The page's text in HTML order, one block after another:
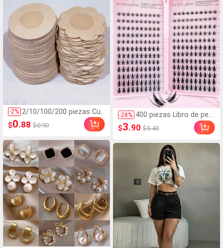
-2% 2/10/100/200 piezas Cub
repezones desechables,
almohadillas para el pech
bles, autoadhesivas e inv
isibles, adecuadas para v
estidos de noche de esc
ote bajo para mujer, acce
sorios para sujetador, evi
tan la exposición, boda
$0.88 $0.90
-28% 400 piezas Libro de pes
tañas, C-Curling, Nuevas
pestañas postizas DIY,
estañas postizas 3D de
visón sintético, Maquilla
je, Extensiones de pest
añas, Pestañas cortas,
Pestañas ligeras DIY, Ex
tensiones de pestañas
postizas DIY en casa, U
so diario
$3.90 $5.40